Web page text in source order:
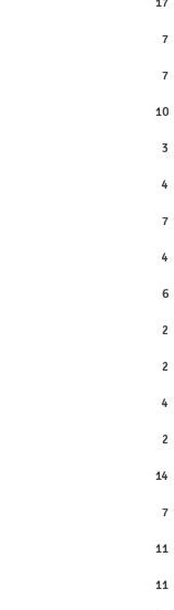
17
7
7
10
3
4
7
4
6
2
2
4
2
14
7
11
11